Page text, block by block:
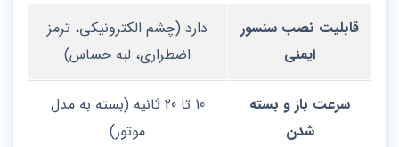
قابلیت نصب سنسور
ایمنی
دارد (چشم الکترونیکی، ترمز
اضطراری، لبه حساس)
سرعت باز و بسته
شدن
10 تا 20 ثانیه (بسته به مدل
موتور)